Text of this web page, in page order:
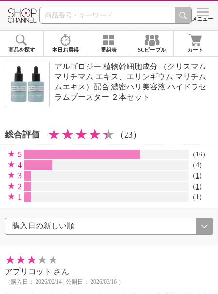
SHOP CHANNEL シメニュー
商品を探す 本日お買得 番組表 SCピープル カート
アルゴロジー 植物幹細胞成分 （クリスマム
マリチマム エキス、エリンギウム マリチム
ムエキス）配合 濃密ハリ美容液 ハイドラセ
ラムブースター ２本セット
総合評価 （23）
5 （ 16）
4 （4）
3 （ 1 ）
2 （ 1 ）
1 （ 1 ）
アプリコット さん
（購入日： 2026/02/14 | 公開日： 2026/03/16 ）